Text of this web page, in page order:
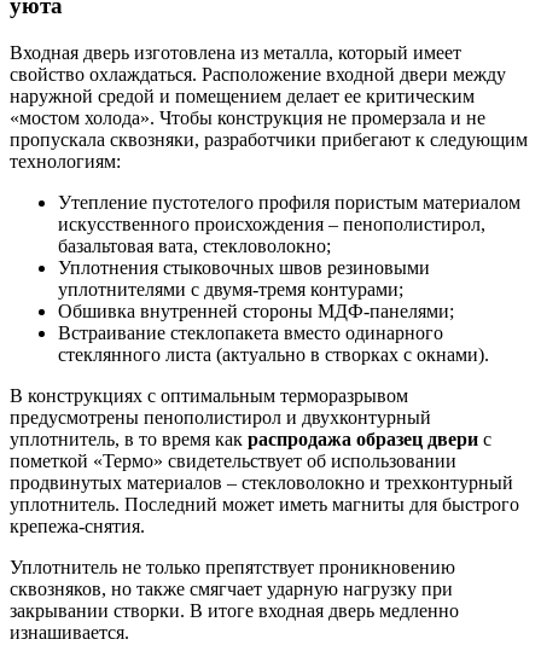
уюта
Входная дверь изготовлена из металла, который имеет
свойство охлаждаться. Расположение входной двери между
наружной средой и помещением делает ее критическим
«мостом холода». Чтобы конструкция не промерзала и не
пропускала сквозняки, разработчики прибегают к следующим
технологиям:
Утепление пустотелого профиля пористым материалом
искусственного происхождения – пенополистирол,
базальтовая вата, стекловолокно;
Уплотнения стыковочных швов резиновыми
уплотнителями с двумя-тремя контурами;
Обшивка внутренней стороны МДФ-панелями;
Встраивание стеклопакета вместо одинарного
стеклянного листа (актуально в створках с окнами).
В конструкциях с оптимальным терморазрывом
предусмотрены пенополистирол и двухконтурный
уплотнитель, в то время как распродажа образец двери с
пометкой «Термо» свидетельствует об использовании
продвинутых материалов – стекловолокно и трехконтурный
уплотнитель. Последний может иметь магниты для быстрого
крепежа-снятия.
Уплотнитель не только препятствует проникновению
сквозняков, но также смягчает ударную нагрузку при
закрывании створки. В итоге входная дверь медленно
изнашивается.